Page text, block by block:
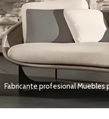
Fabricante profesional Muebles